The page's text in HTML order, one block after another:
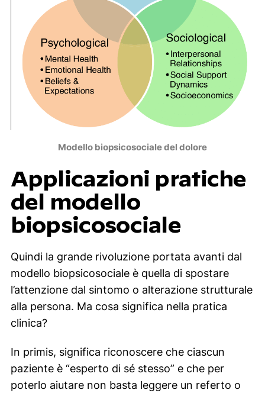
Modello biopsicosociale del dolore
Applicazioni pratiche
del modello
biopsicosociale
Quindi la grande rivoluzione portata avanti dal
modello biopsicosociale è quella di spostare
l’attenzione dal sintomo o alterazione strutturale
alla persona. Ma cosa significa nella pratica
clinica?
In primis, significa riconoscere che ciascun
paziente è “esperto di sé stesso” e che per
poterlo aiutare non basta leggere un referto o